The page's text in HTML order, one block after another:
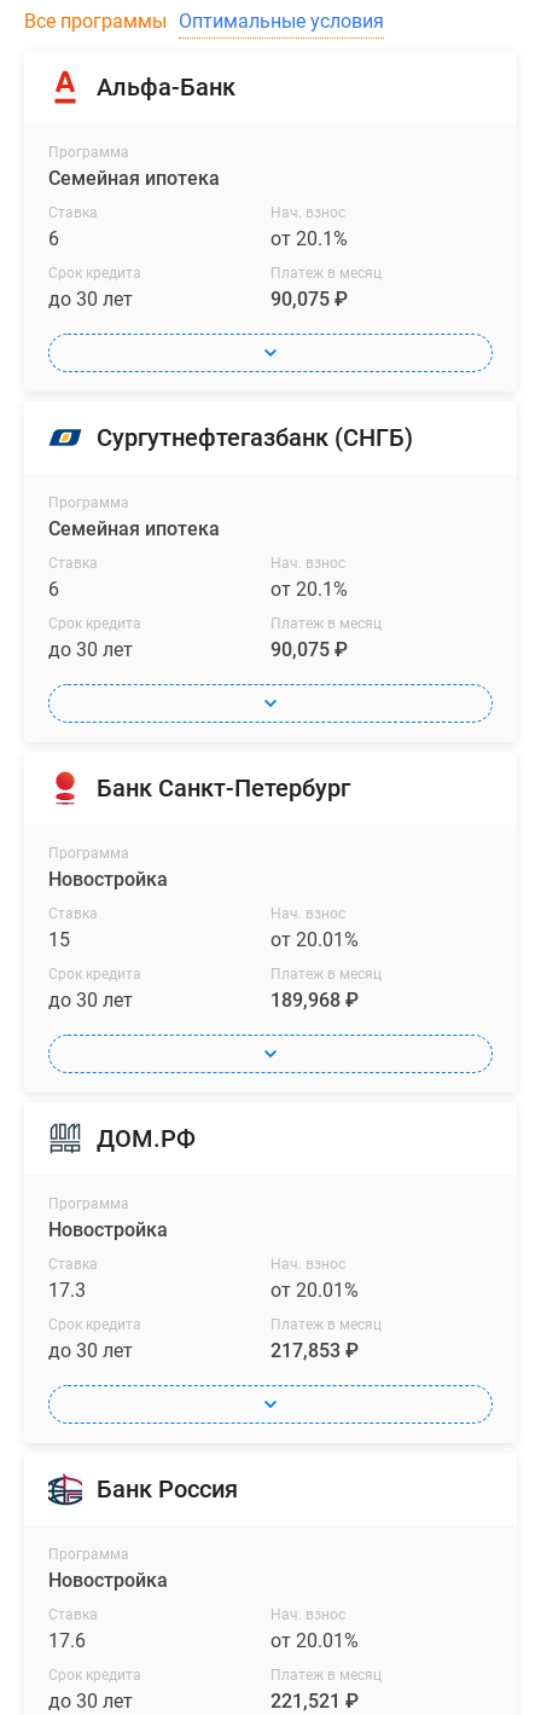
Все программы Оптимальные условия
Альфа-Банк
Программа
Семейная ипотека
Ставка
6
Нач. взнос
от 20.1%
Срок кредита
до 30 лет
Платеж в месяц
90,075 ₽
Сургутнефтегазбанк (СНГБ)
Программа
Семейная ипотека
Ставка
6
Нач. взнос
от 20.1%
Срок кредита
до 30 лет
Платеж в месяц
90,075 ₽
Банк Санкт-Петербург
Программа
Новостройка
Ставка
15
Нач. взнос
от 20.01%
Срок кредита
до 30 лет
Платеж в месяц
189,968 ₽
ДОМ.РФ
Программа
Новостройка
Ставка
17.3
Нач. взнос
от 20.01%
Срок кредита
до 30 лет
Платеж в месяц
217,853 ₽
Банк Россия
Программа
Новостройка
Ставка
17.6
Нач. взнос
от 20.01%
Срок кредита
до 30 лет
Платеж в месяц
221,521 ₽